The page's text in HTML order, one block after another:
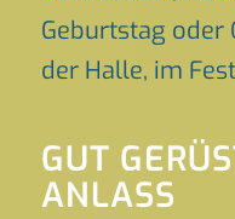
Geburtstag oder
der Halle, im
GUT
ANLASS